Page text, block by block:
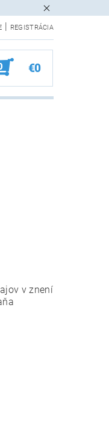
REGISTRÁCIA
€0
v znení